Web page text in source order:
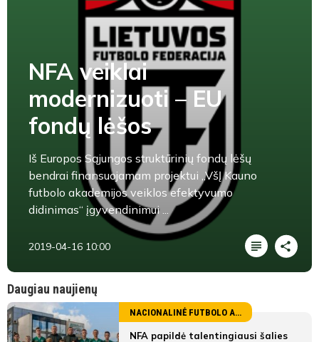
NFA veiklai
modernizuoti – EU
fondų lėšos
Iš Europos Sąjungos struktūrinių fondų lėšų
bendrai finansuojamam projektui „VšĮ Kauno
futbolo akademijos veiklos efektyvumo
didinimas“ įgyvendinimui ...
2019-04-16 10:00
Daugiau naujienų
NACIONALINĖ FUTBOLO AKADEMIJA
NFA papildė talentingiausi šalies